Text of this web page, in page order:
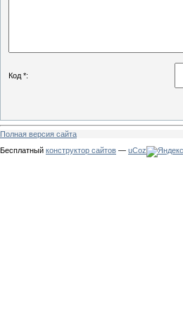
Код *:
Полная версия сайта
Бесплатный конструктор сайтов — uCoz